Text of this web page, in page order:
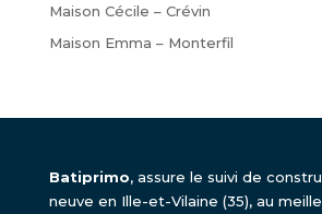
Maison Cécile – Crévin
Maison Emma – Monterfil
Batiprimo, assure le suivi de
neuve en Ille-et-Vilaine (35), au